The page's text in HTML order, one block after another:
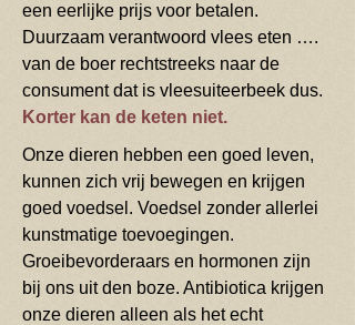
een eerlijke prijs voor betalen.
Duurzaam verantwoord vlees eten ….
van de boer rechtstreeks naar de
consument dat is vleesuiteerbeek dus.
Korter kan de keten niet.
Onze dieren hebben een goed leven,
kunnen zich vrij bewegen en krijgen
goed voedsel. Voedsel zonder allerlei
kunstmatige toevoegingen.
Groeibevorderaars en hormonen zijn
bij ons uit den boze. Antibiotica krijgen
onze dieren alleen als het echt